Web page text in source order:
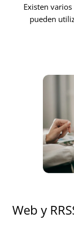
Existen
pueden
Web y